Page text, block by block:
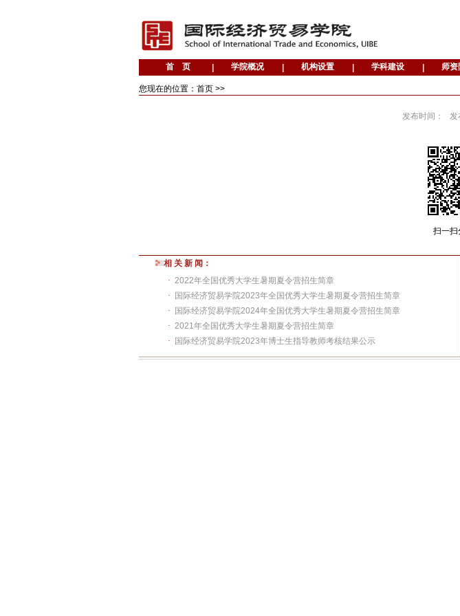
您现在的位置：首页 >>
发布时间： 发
扫一扫
相 关 新 闻：